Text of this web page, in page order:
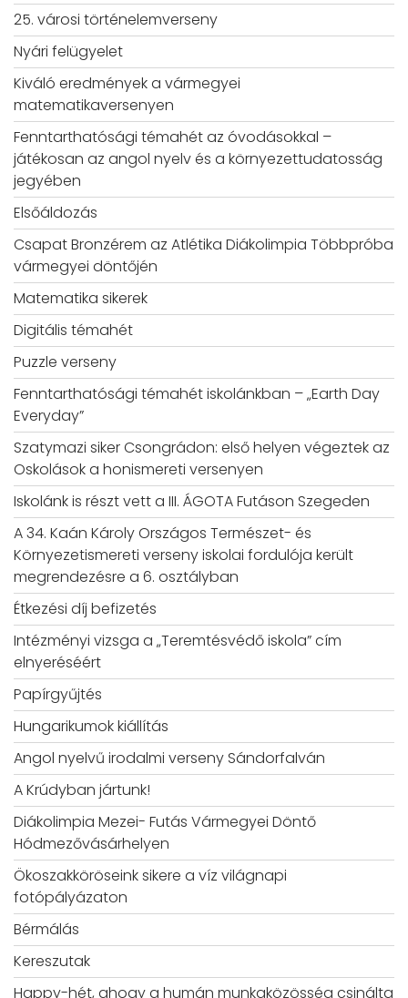
25. városi történelemverseny
Nyári felügyelet
Kiváló eredmények a vármegyei
matematikaversenyen
Fenntarthatósági témahét az óvodásokkal –
játékosan az angol nyelv és a környezettudatosság
jegyében
Elsőáldozás
Csapat Bronzérem az Atlétika Diákolimpia Többpróba
vármegyei döntőjén
Matematika sikerek
Digitális témahét
Puzzle verseny
Fenntarthatósági témahét iskolánkban – „Earth Day
Everyday”
Szatymazi siker Csongrádon: első helyen végeztek az
Oskolások a honismereti versenyen
Iskolánk is részt vett a III. ÁGOTA Futáson Szegeden
A 34. Kaán Károly Országos Természet- és
Környezetismereti verseny iskolai fordulója került
megrendezésre a 6. osztályban
Étkezési díj befizetés
Intézményi vizsga a „Teremtésvédő iskola” cím
elnyeréséért
Papírgyűjtés
Hungarikumok kiállítás
Angol nyelvű irodalmi verseny Sándorfalván
A Krúdyban jártunk!
Diákolimpia Mezei- Futás Vármegyei Döntő
Hódmezővásárhelyen
Ökoszakköröseink sikere a víz világnapi
fotópályázaton
Bérmálás
Kereszutak
Happy-hét, ahogy a humán munkaközösség csinálta